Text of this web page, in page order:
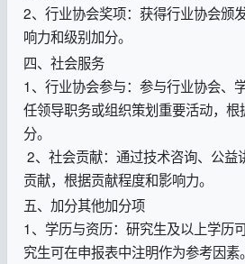
2、行业协会奖项：获得行业协会颁
响力和级别加分。
四、社会服务
1、行业协会参与：参与行业协会、
任领导职务或组织策划重要活动，
分。
2、社会贡献：通过技术咨询、公益
贡献，根据贡献程度和影响力。
五、加分其他加分项
1、学历与资历：研究生及以上学历
究生可在申报表中注明作为参考因素。